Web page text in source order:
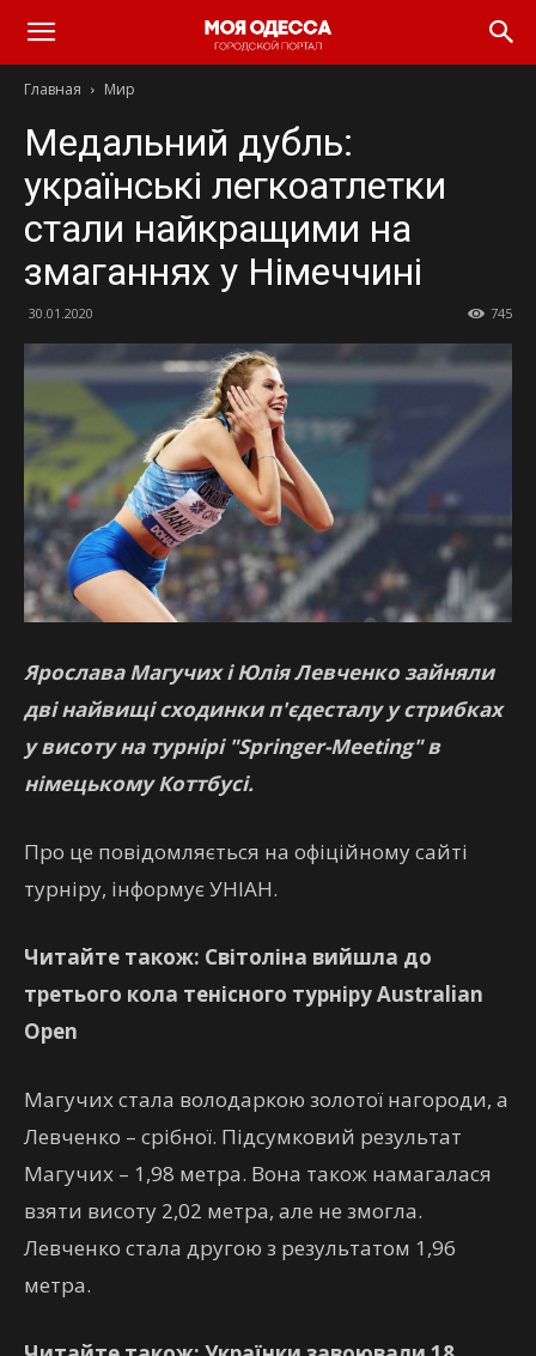
Моя
Одесса
Главная Мир
Медальний дубль:
українські легкоатлетки
стали найкращими на
змаганнях у Німеччині
30.01.2020 745
Ярослава Магучих і Юлія Левченко зайняли
дві найвищі сходинки п'єдесталу у стрибках
у висоту на турнірі "Springer-Meeting" в
німецькому Коттбусі.
Про це повідомляється на офіційному сайті
турніру, інформує УНІАН.
Читайте також: Світоліна вийшла до
третього кола тенісного турніру Australian
Open
Магучих стала володаркою золотої нагороди, а
Левченко – срібної. Підсумковий результат
Магучих – 1,98 метра. Вона також намагалася
взяти висоту 2,02 метра, але не змогла.
Левченко стала другою з результатом 1,96
метра.